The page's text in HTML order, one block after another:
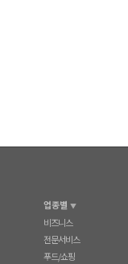
업종별 ▼
비즈니스
전문서비스
푸드/쇼핑